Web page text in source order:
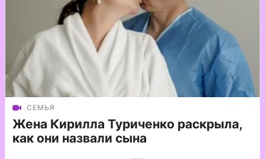
СЕМЬЯ
Жена Кирилла Туриченко раскрыла,
как они назвали сына